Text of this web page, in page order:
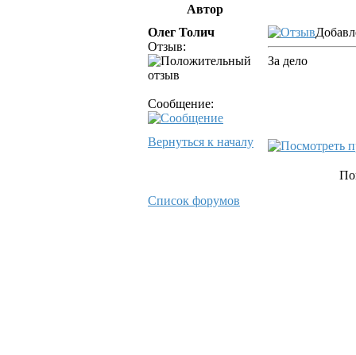
Автор
Олег Толич
Отзыв:
Сообщение:
За дело
Вернуться к началу
Список форумов